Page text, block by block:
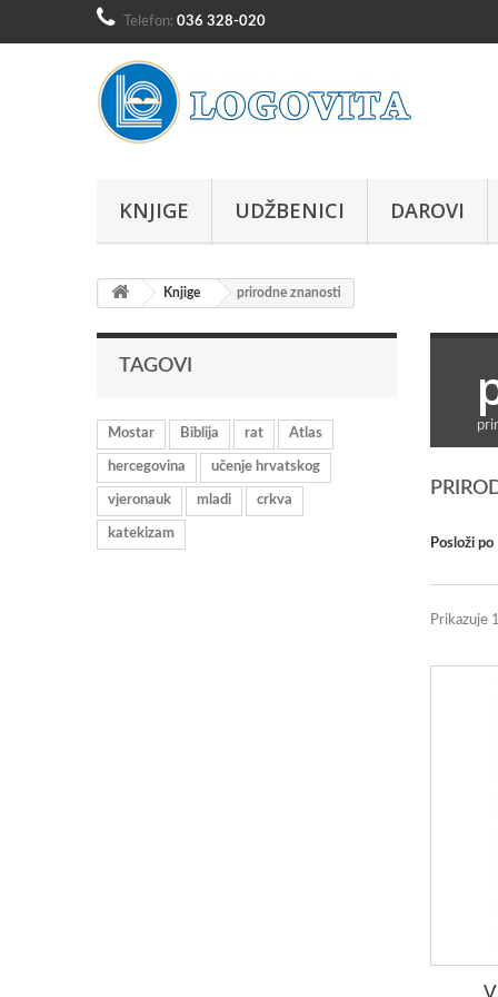
Telefon: 036 328-020
KNJIGE UDŽBENICI DAROVI
Knjige prirodne znanosti
TAGOVI
Mostar Biblija rat Atlas
hercegovina učenje hrvatskog
vjeronauk mladi crkva
katekizam
Posloži po
Prikazuje